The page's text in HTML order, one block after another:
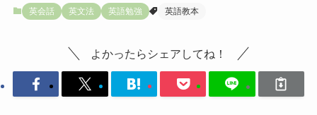
英会話 英文法 英語勉強 英語教本
よかったらシェアしてね！